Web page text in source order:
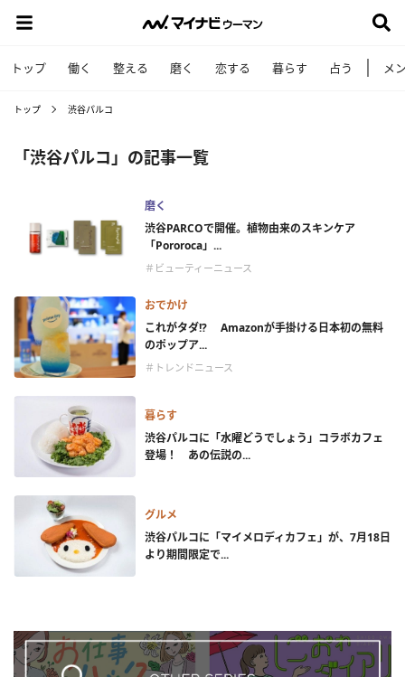
トップ 働く 整える 磨く 恋する 暮らす 占う メ
トップ 渋谷パルコ
「渋谷パルコ」の記事一覧
磨く
渋谷PARCOで開催。植物由来のスキンケア
「Pororoca」...
＃ビューティーニュース
おでかけ
これがタダ!? Amazonが手掛ける日本初の無料
のポップア...
＃トレンドニュース
暮らす
渋谷パルコに「水曜どうでしょう」コラボカフェ
登場！ あの伝説の...
グルメ
渋谷パルコに「マイメロディカフェ」が、7月18日
より期間限定で...